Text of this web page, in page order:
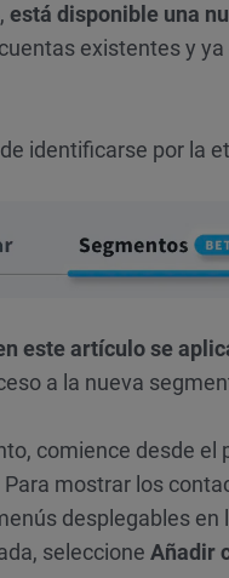
está disponible una
existentes y
identificarse por la
este artículo se
a la nueva
comience desde el
Para mostrar los
desplegables
seleccione Añadir